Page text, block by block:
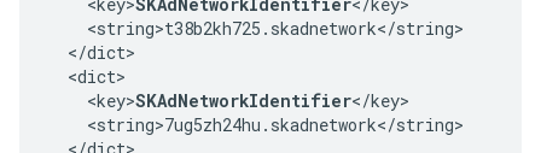
    <string>t38b2kh725.skadnetwork</string>
  </dict>
  <dict>
    <key>
SKAdNetworkIdentifier</key>
    <string>7ug5zh24hu.skadnetwork</string>